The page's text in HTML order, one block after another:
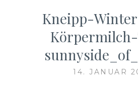
Kneipp-
14. JANUAR